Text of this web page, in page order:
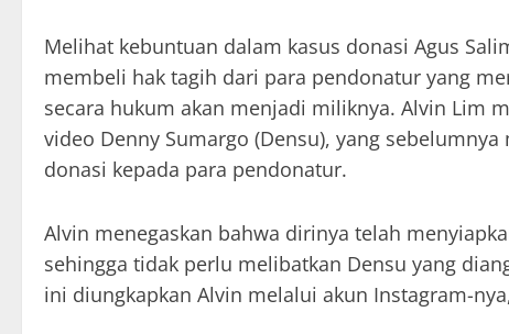
Melihat kebuntuan dalam kasus donasi Agus
membeli hak tagih dari para pendonatur yang
secara hukum akan menjadi miliknya. Alvin Lim
video Denny Sumargo (Densu), yang
donasi kepada para pendonatur.
Alvin menegaskan bahwa dirinya telah
sehingga tidak perlu melibatkan Densu yang
ini diungkapkan Alvin melalui akun Instagram-